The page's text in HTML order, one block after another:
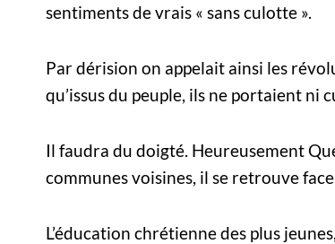
sentiments de vrais « sans culotte ».
Par dérision on appelait ainsi les
qu’issus du peuple, ils ne portaient ni
Il faudra du doigté. Heureusement
communes voisines, il se retrouve
L’éducation chrétienne des plus